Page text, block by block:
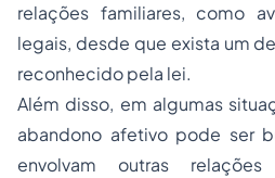
relações familiares, como
legais, desde que exista um
reconhecido pela lei.
Além disso, em algumas
abandono afetivo pode ser
envolvam outras